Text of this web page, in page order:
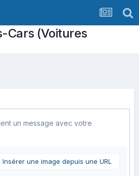
Cars (Voitures
un message avec votre
Insérer une image depuis une URL